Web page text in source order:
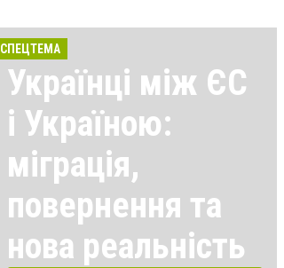
СПЕЦТЕМА
Українці між ЄС
і Україною:
міграція,
повернення та
нова реальність